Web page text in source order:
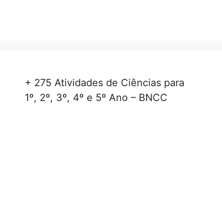
+ 275 Atividades de Ciências para
1º, 2º, 3º, 4º e 5º Ano – BNCC